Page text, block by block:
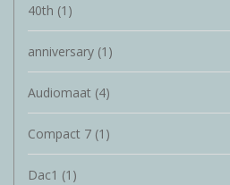
40th (1)
anniversary (1)
Audiomaat (4)
Compact 7 (1)
Dac1 (1)